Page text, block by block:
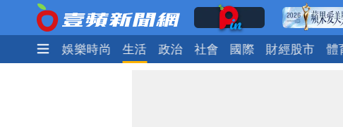
熱門 娛樂時尚 生活 政治 社會 國際 財經股市 體